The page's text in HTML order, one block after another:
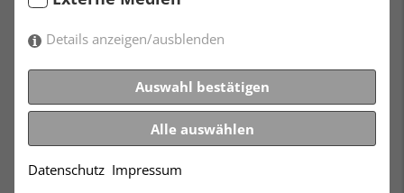
Details anzeigen/ausblenden
Auswahl bestätigen
Alle auswählen
Datenschutz Impressum